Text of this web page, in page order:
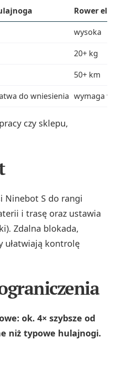
Rower
wysoka
20+ kg
50+ km
do wniesienia wymaga
czy sklepu,
Ninebot S do rangi
i trasę oraz ustawia
Zdalna blokada,
ułatwiają kontrolę
ok. 4× szybsze od
niż typowe hulajnogi.